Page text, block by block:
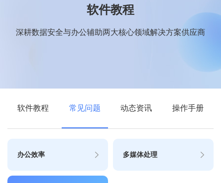
软件教程
深耕数据安全与办公辅助两大核心领域解决方案供应商
软件教程 常见问题 动态资讯 操作手册
办公效率 多媒体处理